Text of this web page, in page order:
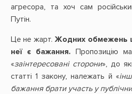
агресора, та хоч сам
Путін.
Це не жарт.Жодних обмежень
неї є бажання. Пропозицію
«заінтересовані сторони», до
статті 1 закону, належать й «
бажання брати участь у